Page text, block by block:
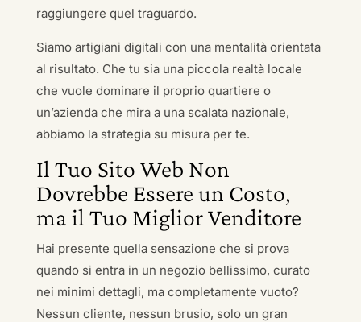
raggiungere quel traguardo.
Siamo artigiani digitali con una mentalità orientata
al risultato. Che tu sia una piccola realtà locale
che vuole dominare il proprio quartiere o
un’azienda che mira a una scalata nazionale,
abbiamo la strategia su misura per te.
Il Tuo Sito Web Non
Dovrebbe Essere un Costo,
ma il Tuo Miglior Venditore
Hai presente quella sensazione che si prova
quando si entra in un negozio bellissimo, curato
nei minimi dettagli, ma completamente vuoto?
Nessun cliente, nessun brusio, solo un gran